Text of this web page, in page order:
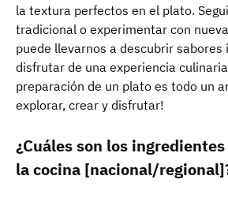
la textura perfectos en el plato.
tradicional o experimentar con
puede llevarnos a descubrir sabores
disfrutar de una experiencia culinaria
preparación de un plato es todo un
explorar, crear y disfrutar!
¿Cuáles son los
la cocina [nacional/